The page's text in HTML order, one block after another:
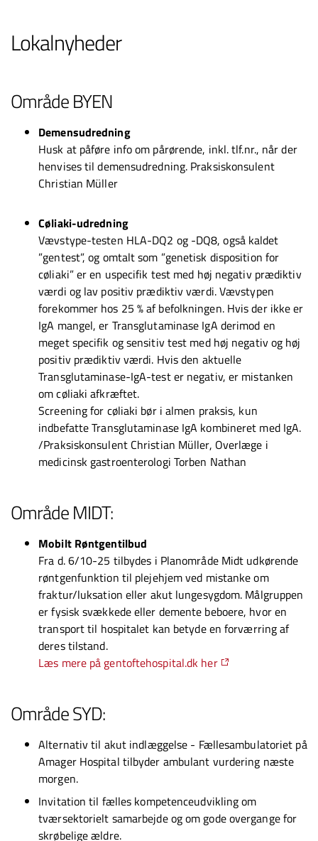
Lokalnyheder
Område BYEN
Demensudredning
Husk at påføre info om pårørende, inkl. tlf.nr., når der
henvises til demensudredning. Praksiskonsulent
Christian Müller
Cøliaki-udredning
Vævstype-testen HLA-DQ2 og -DQ8, også kaldet
”gentest”, og omtalt som ”genetisk disposition for
cøliaki” er en uspecifik test med høj negativ prædiktiv
værdi og lav positiv prædiktiv værdi. Vævstypen
forekommer hos 25 % af befolkningen. Hvis der ikke er
IgA mangel, er Transglutaminase IgA derimod en
meget specifik og sensitiv test med høj negativ og høj
positiv prædiktiv værdi. Hvis den aktuelle
Transglutaminase-IgA-test er negativ, er mistanken
om cøliaki afkræftet.
Screening for cøliaki bør i almen praksis, kun
indbefatte Transglutaminase IgA kombineret med IgA.
/Praksiskonsulent Christian Müller, Overlæge i
medicinsk gastroenterologi Torben Nathan
Område MIDT:
Mobilt Røntgentilbud
Fra d. 6/10-25 tilbydes i Planområde Midt udkørende
røntgenfunktion til plejehjem ved mistanke om
fraktur/luksation eller akut lungesygdom. Målgruppen
er fysisk svækkede eller demente beboere, hvor en
transport til hospitalet kan betyde en forværring af
deres tilstand.
Læs mere på gentoftehospital.dk her
Område SYD:
Alternativ til akut indlæggelse - Fællesambulatoriet på
Amager Hospital tilbyder ambulant vurdering næste
morgen.
Invitation til fælles kompetenceudvikling om
tværsektorielt samarbejde og om gode overgange for
skrøbelige ældre.